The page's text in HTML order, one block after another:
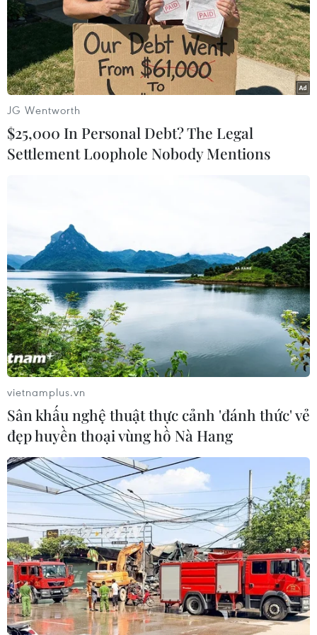
tự cách ly trong 14 ngày
09/03/2020 12:20
Cục Kiểm soát Dịch bệnh (DCD) cho biết tất cả hành
khách tới Thái Lan từ Trung Quốc (bao gồm cả Đặc khu
Hành chính Hong Kong và Macau), Hàn Quốc và Italy
được yêu cầu tự cách ly trong vòng 14 ngày.
Malaysia: Nhiều ca nhiễm bệnh COVID-19
đã hồi phục hoàn toàn
JG Wentworth
$25,000 In Personal Debt? The Legal
Settlement Loophole Nobody Mentions
vietnamplus.vn
Sân khấu nghệ thuật thực cảnh 'đánh thức' vẻ
đẹp huyền thoại vùng hồ Nà Hang